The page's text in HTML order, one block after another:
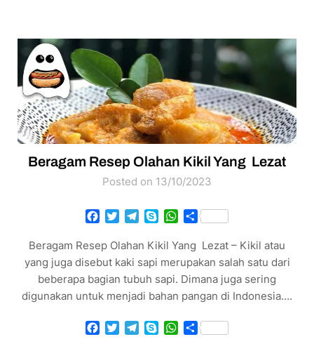
Beragam Resep Olahan Kikil Yang Lezat
Posted on 13/10/2023
Facebook
TwitterTelegram
SkypeWhatsApp
Share
Beragam Resep Olahan Kikil Yang Lezat – Kikil atau
yang juga disebut kaki sapi merupakan salah satu dari
beberapa bagian tubuh sapi. Dimana juga sering
digunakan untuk menjadi bahan pangan di Indonesia….
Facebook
TwitterTelegram
SkypeWhatsApp
Share